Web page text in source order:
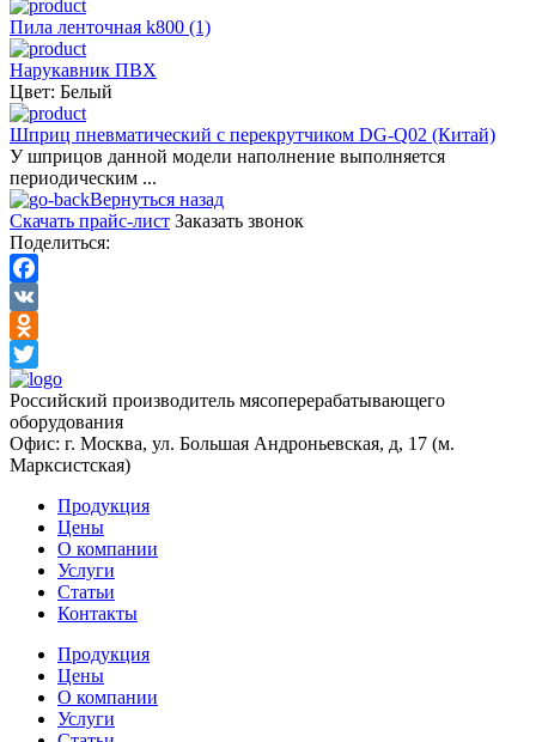
Пила ленточная k800 (1)
Нарукавник ПВХ
Цвет: Белый
Шприц пневматический с перекрутчиком DG-Q02 (Китай)
У шприцов данной модели наполнение выполняется
периодическим ...
Вернуться назад
Скачать прайс-лист Заказать звонок
Поделиться:
Facebook
VK
Odnoklassniki
Twitter
Российский производитель мясоперерабатывающего
оборудования
Офис: г. Москва, ул. Большая Андроньевская, д, 17 (м.
Марксистская)
Продукция
Цены
О компании
Услуги
Статьи
Контакты
Продукция
Цены
О компании
Услуги